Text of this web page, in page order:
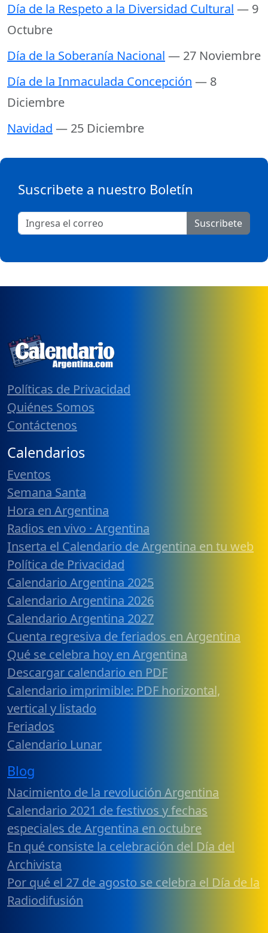
Día de la Respeto a la Diversidad Cultural — 9
Octubre
Día de la Soberanía Nacional — 27 Noviembre
Día de la Inmaculada Concepción — 8
Diciembre
Navidad — 25 Diciembre
Suscribete a nuestro Boletín
Suscribete
Políticas de Privacidad
Quiénes Somos
Contáctenos
Calendarios
Eventos
Semana Santa
Hora en Argentina
Radios en vivo · Argentina
Inserta el Calendario de Argentina en tu web
Política de Privacidad
Calendario Argentina 2025
Calendario Argentina 2026
Calendario Argentina 2027
Cuenta regresiva de feriados en Argentina
Qué se celebra hoy en Argentina
Descargar calendario en PDF
Calendario imprimible: PDF horizontal,
vertical y listado
Feriados
Calendario Lunar
Blog
Nacimiento de la revolución Argentina
Calendario 2021 de festivos y fechas
especiales de Argentina en octubre
En qué consiste la celebración del Día del
Archivista
Por qué el 27 de agosto se celebra el Día de la
Radiodifusión